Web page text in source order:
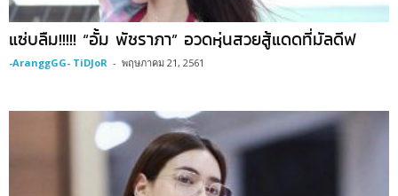
แซ่บลืม!!!!! “อั้ม พัชราภา” อวดหุ่นสวยสู้แดดที่มัลดีฟ
-AranggGG- TiDJoR - พฤษภาคม 21, 2561